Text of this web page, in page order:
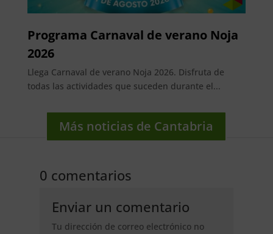
Programa Carnaval de verano Noja
2026
Llega Carnaval de verano Noja 2026. Disfruta de
todas las actividades que suceden durante el...
Más noticias de Cantabria
0 comentarios
Enviar un comentario
Tu dirección de correo electrónico no